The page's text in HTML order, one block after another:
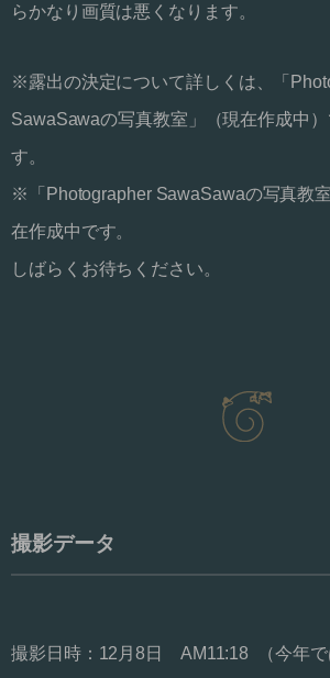
らかなり画質は悪くなります。
※露出の決定について詳しくは、「
SawaSawaの写真教室」（現在作成中
す。
※「Photographer SawaSawaの写真教
在作成中です。
しばらくお待ちください。
撮影データ
撮影日時：12月8日 AM11:18 （今年で